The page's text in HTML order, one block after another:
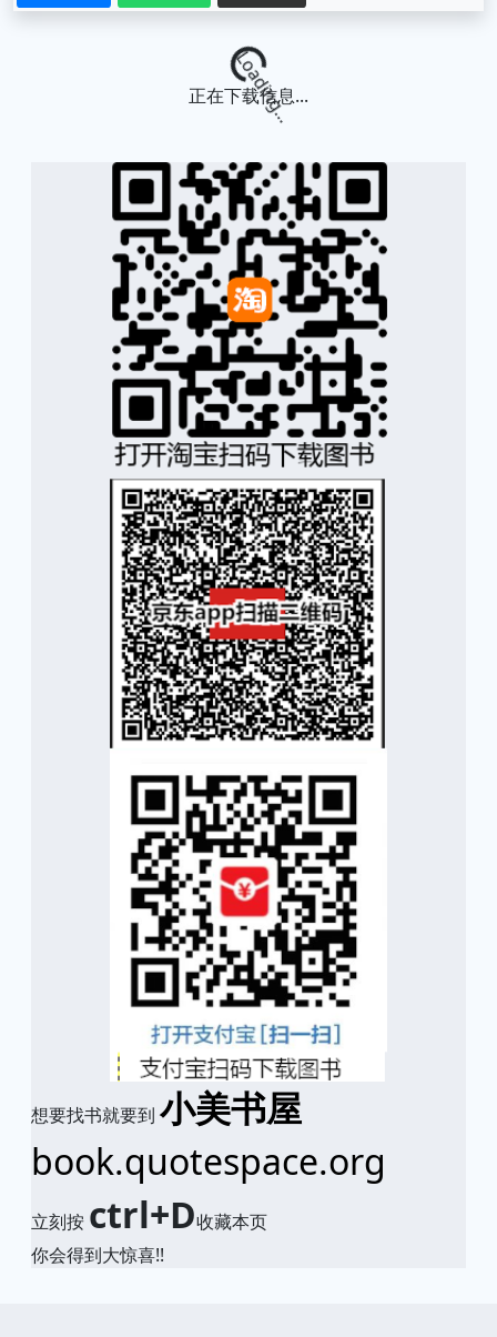
Loading...
正在下载信息...
想要找书就要到 小美书屋
book.quotespace.org
立刻按 ctrl+D收藏本页
你会得到大惊喜!!